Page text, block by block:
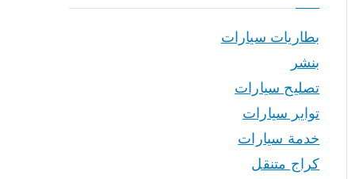
بطاريات سيارات
بنشر
تصليح سيارات
تواير سيارات
خدمة سيارات
كراج متنقل